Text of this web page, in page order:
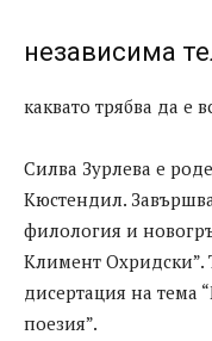
независима
каквато трябва да е
Силва Зурлева е
Кюстендил.
филология и
Климент Охридски”.
дисертация на тема
поезия”.